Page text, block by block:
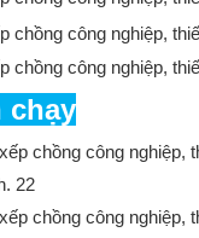
chạy